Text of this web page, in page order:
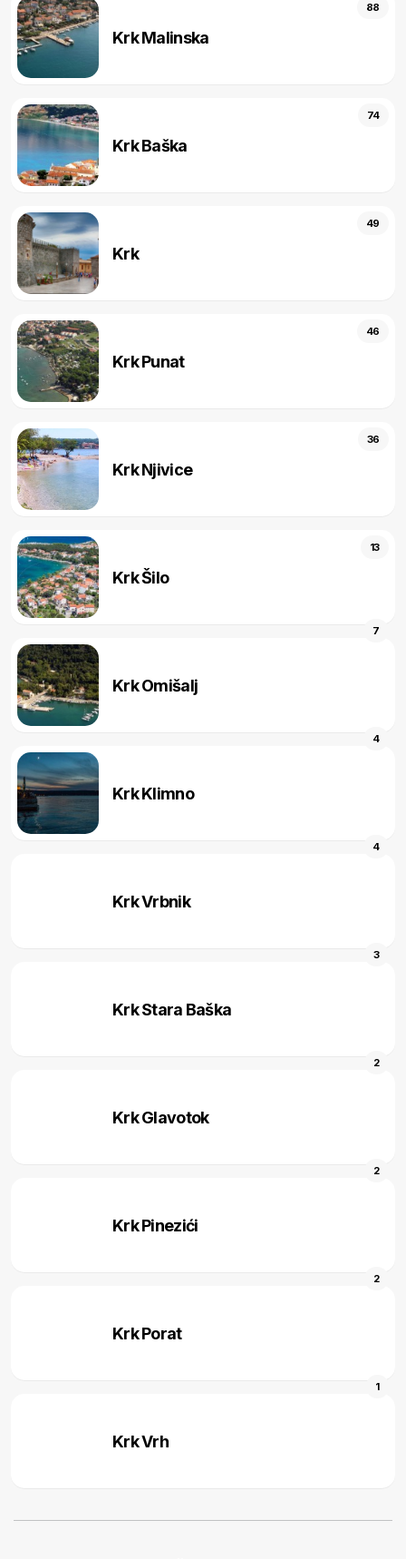
Krk Malinska
88
Krk Baška
74
Krk
49
Krk Punat
46
Krk Njivice
36
Krk Šilo
13
Krk Omišalj
7
Krk Klimno
4
Krk Vrbnik
4
Krk Stara Baška
3
Krk Glavotok
2
Krk Pinezići
2
Krk Porat
2
Krk Vrh
1